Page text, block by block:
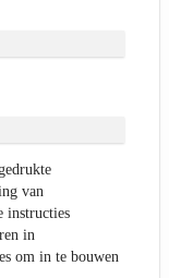
van
instructies
in
om in te bouwen